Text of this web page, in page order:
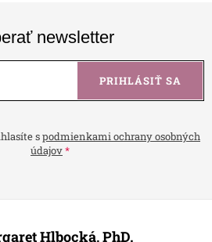
newsletter
spodmienkami ochrany osobných
údajov
PRIHLÁSIŤ SA
Hlbocká, PhD.